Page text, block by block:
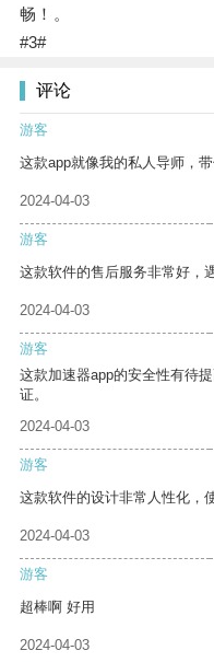
畅！。
#3#
评论
游客
这款app就像我的私人导师，
2024-04-03
游客
这款软件的售后服务非常好，
2024-04-03
游客
这款加速器app的安全性有待
证。
2024-04-03
游客
这款软件的设计非常人性化，
2024-04-03
游客
超棒啊 好用
2024-04-03